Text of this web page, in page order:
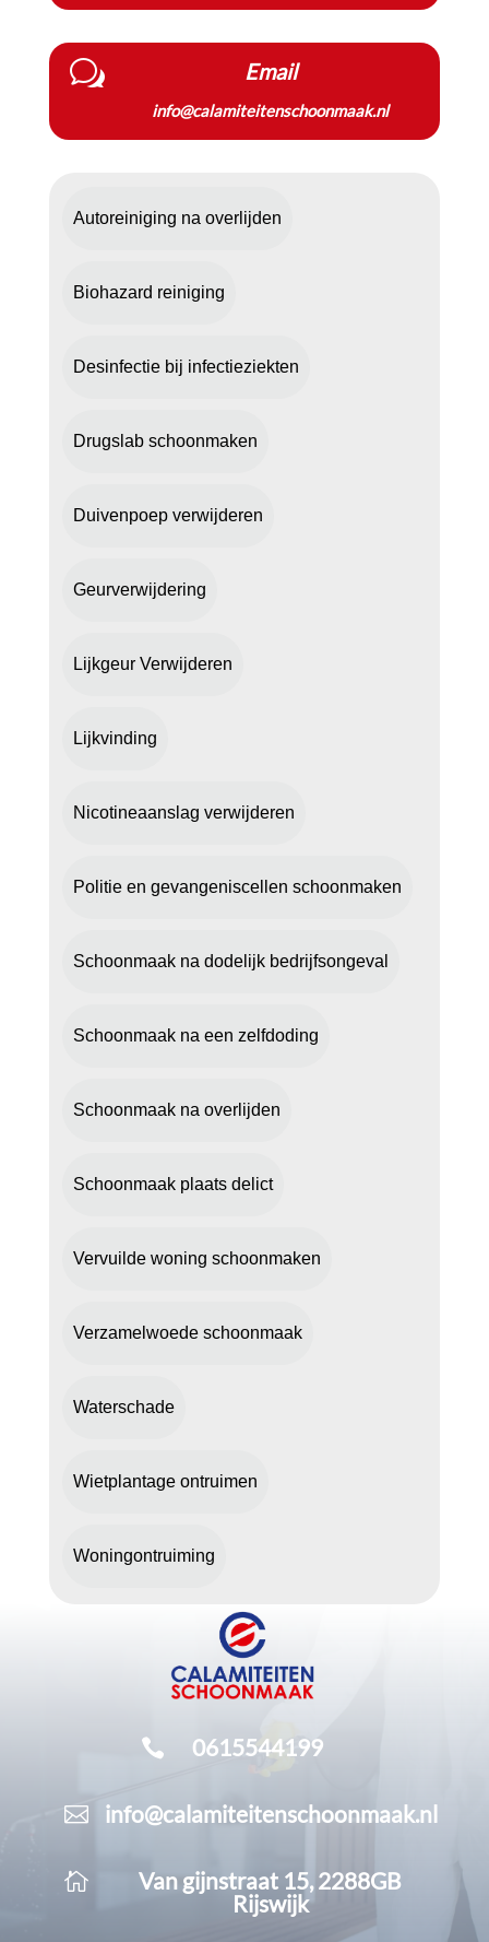
w Email
info@calamiteitenschoonmaak.nl
Autoreiniging na overlijden
Biohazard reiniging
Desinfectie bij infectieziekten
Drugslab schoonmaken
Duivenpoep verwijderen
Geurverwijdering
Lijkgeur Verwijderen
Lijkvinding
Nicotineaanslag verwijderen
Politie en gevangeniscellen schoonmaken
Schoonmaak na dodelijk bedrijfsongeval
Schoonmaak na een zelfdoding
Schoonmaak na overlijden
Schoonmaak plaats delict
Vervuilde woning schoonmaken
Verzamelwoede schoonmaak
Waterschade
Wietplantage ontruimen
Woningontruiming
 0615544199
 info@calamiteitenschoonmaak.nl

Van gijnstraat 15, 2288GB
Rijswijk